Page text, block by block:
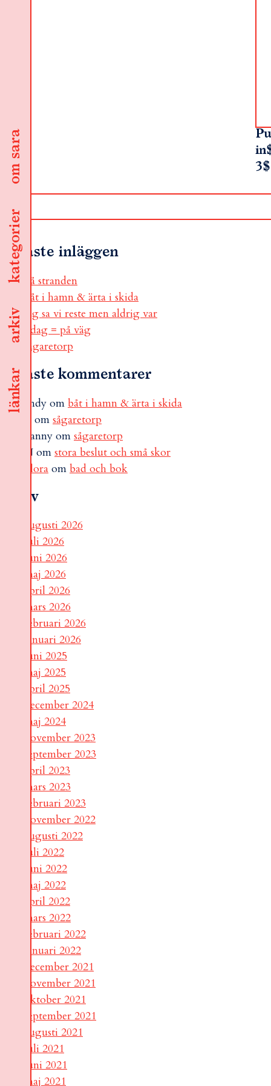
länkar
arkiv
kategorier
om sara
in
Senaste inläggen
på stranden
båt i hamn & ärta i skida
jag sa vi reste men aldrig var
i dag = på väg
sågaretorp
Senaste kommentarer
andy om båt i hamn & ärta i skida
om sågaretorp
Fanny om sågaretorp
N om stora beslut och små skor
Flora om bad och bok
Arkiv
augusti 2026
juli 2026
juni 2026
maj 2026
april 2026
mars 2026
februari 2026
januari 2026
juni 2025
maj 2025
april 2025
december 2024
maj 2024
november 2023
september 2023
april 2023
mars 2023
februari 2023
november 2022
augusti 2022
juli 2022
juni 2022
maj 2022
april 2022
mars 2022
februari 2022
januari 2022
december 2021
november 2021
oktober 2021
september 2021
augusti 2021
juli 2021
juni 2021
maj 2021